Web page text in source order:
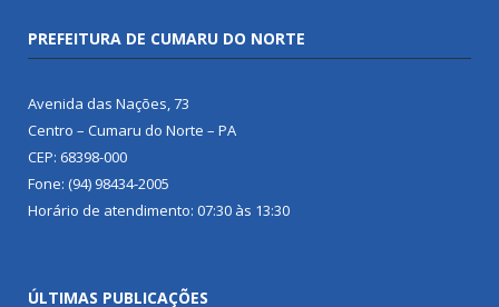
PREFEITURA DE CUMARU DO NORTE
Avenida das Nações, 73
Centro – Cumaru do Norte – PA
CEP: 68398-000
Fone: (94) 98434-2005
Horário de atendimento: 07:30 às 13:30
ÚLTIMAS PUBLICAÇÕES